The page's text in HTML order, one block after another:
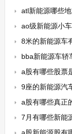
atl新能源哪些
ao级新能源小
8米的新能源车
bba新能源车轿
a股有哪些股票
9座的新能源汽
a股有哪些真正
7月有哪些新能